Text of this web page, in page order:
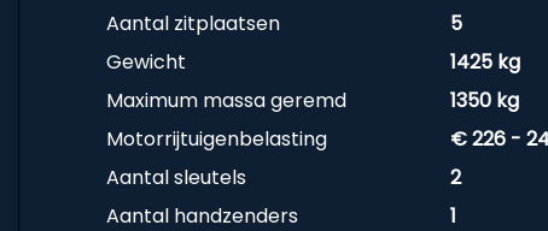
Aantal zitplaatsen
5
Gewicht
1425 kg
Maximum massa geremd
1350 kg
Motorrijtuigenbelasting
€ 226 -
Aantal sleutels
2
Aantal handzenders
1